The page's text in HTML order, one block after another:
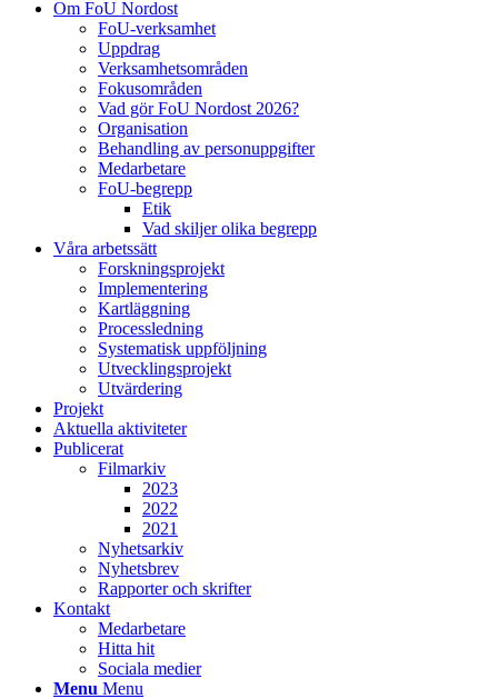
Om FoU Nordost
FoU-verksamhet
Uppdrag
Verksamhetsområden
Fokusområden
Vad gör FoU Nordost 2026?
Organisation
Behandling av personuppgifter
Medarbetare
FoU-begrepp
Etik
Vad skiljer olika begrepp
Våra arbetssätt
Forskningsprojekt
Implementering
Kartläggning
Processledning
Systematisk uppföljning
Utvecklingsprojekt
Utvärdering
Projekt
Aktuella aktiviteter
Publicerat
Filmarkiv
2023
2022
2021
Nyhetsarkiv
Nyhetsbrev
Rapporter och skrifter
Kontakt
Medarbetare
Hitta hit
Sociala medier
Menu Menu